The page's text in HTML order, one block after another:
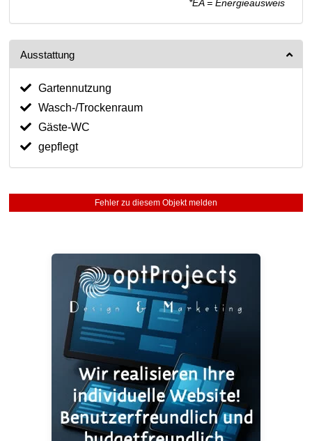
*EA = Energieausweis
Ausstattung
Gartennutzung
Wasch-/Trockenraum
Gäste-WC
gepflegt
Fehler zu diesem Objekt melden